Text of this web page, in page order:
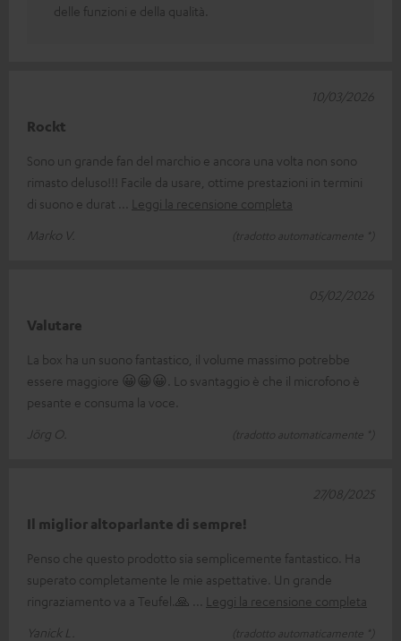
delle funzioni e della qualità.
Rockt
Sono un grande fan del marchio e ancora una volta non sono
rimasto deluso!!! Facile da usare, ottime prestazioni in termini
di suono e durat
Leggi la recensione completa
Marko V.
(tradotto automaticamente *)
10/03/2026
Valutare
La box ha un suono fantastico, il volume massimo potrebbe
essere maggiore 😀😀😀. Lo svantaggio è che il microfono è
pesante e consuma la voce.
Jörg O.
(tradotto automaticamente *)
05/02/2026
Il miglior altoparlante di sempre!
Penso che questo prodotto sia semplicemente fantastico. Ha
superato completamente le mie aspettative. Un grande
ringraziamento va a Teufel.🙏
Leggi la recensione completa
Yanick L.
(tradotto automaticamente *)
27/08/2025